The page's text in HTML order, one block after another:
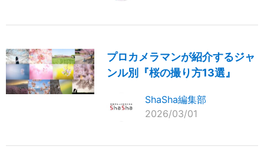
プロカメラマンが紹介するジャ
ンル別『桜の撮り方13選』
ShaSha編集部
2026/03/01